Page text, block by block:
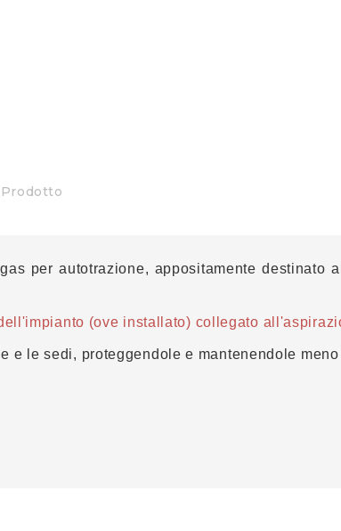
per autotrazione, appositamente destinato
(ove installato) collegato
le sedi, proteggendole e mantenendole